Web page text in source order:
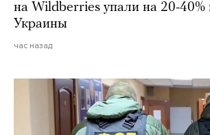
на Wildberries упали на 20-40%
Украины
час назад